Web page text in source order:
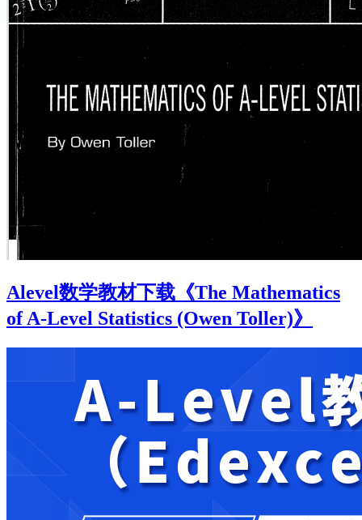
Alevel数学教材下载《The Mathematics
of A-Level Statistics (Owen Toller)》